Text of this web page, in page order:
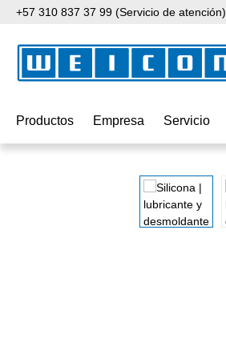
al contenido principal
Saltar a la búsqueda
Saltar a la navegación principal
+57 310 837 37 99 (Servicio de atención)
Productos Empresa Servicio
Omitir galería de imágenes